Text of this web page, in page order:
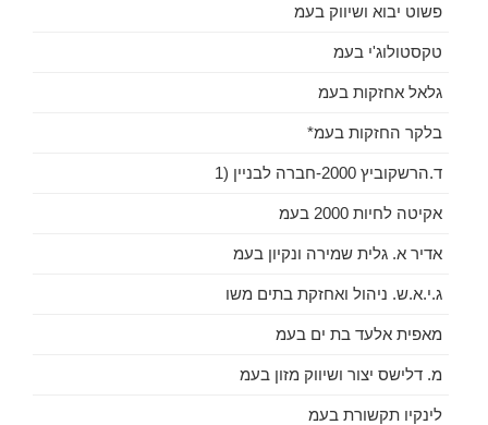
פשוט יבוא ושיווק בעמ
טקסטולוג'י בעמ
גלאל אחזקות בעמ
בלקר החזקות בעמ*
ד.הרשקוביץ 2000-חברה לבניין (1
אקיטה לחיות 2000 בעמ
אדיר א. גלית שמירה ונקיון בעמ
ג.י.א.ש. ניהול ואחזקת בתים משו
מאפית אלעד בת ים בעמ
מ. דלישס יצור ושיווק מזון בעמ
לינקיו תקשורת בעמ